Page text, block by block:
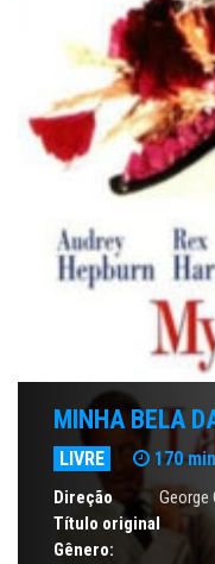
MINHA BELA
LIVRE 170
Direção
George
Título original
Gênero: